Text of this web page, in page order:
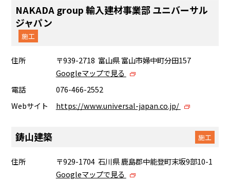
NAKADA group 輸入建材事業部 ユニバーサル
ジャパン
施工
住所
〒939-2718 富山県 富山市婦中町分田157
Googleマップで見る
電話
076-466-2552
Webサイト
https://www.universal-japan.co.jp/
鋳山建築 施工
住所
〒929-1704 石川県 鹿島郡中能登町末坂9部10-1
Googleマップで見る